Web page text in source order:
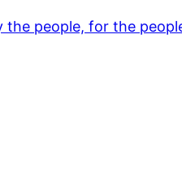
the people, for the